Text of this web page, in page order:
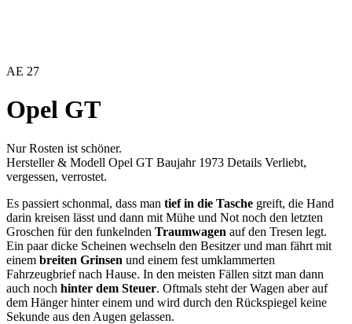
AE 27
Opel GT
Nur Rosten ist schöner.
Hersteller & Modell Opel GT Baujahr 1973 Details Verliebt,
vergessen, verrostet.
Es passiert schonmal, dass man tief in die Tasche greift, die Hand
darin kreisen lässt und dann mit Mühe und Not noch den letzten
Groschen für den funkelnden Traumwagen auf den Tresen legt.
Ein paar dicke Scheinen wechseln den Besitzer und man fährt mit
einem breiten Grinsen und einem fest umklammerten
Fahrzeugbrief nach Hause. In den meisten Fällen sitzt man dann
auch noch hinter dem Steuer. Oftmals steht der Wagen aber auf
dem Hänger hinter einem und wird durch den Rückspiegel keine
Sekunde aus den Augen gelassen.